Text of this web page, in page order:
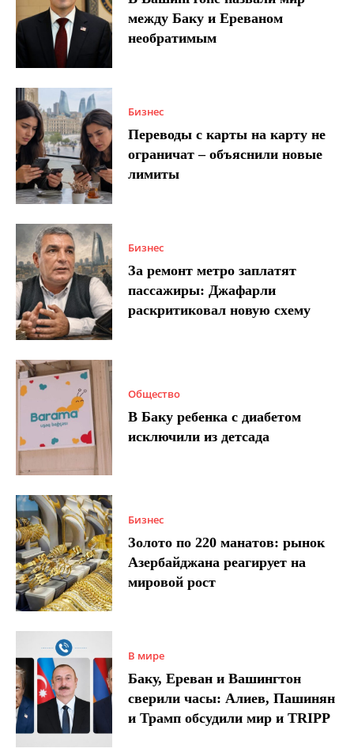
между Баку и Ереваном
необратимым
Бизнес
Переводы с карты на карту не
ограничат – объяснили новые
лимиты
Бизнес
За ремонт метро заплатят
пассажиры: Джафарли
раскритиковал новую схему
Общество
В Баку ребенка с диабетом
исключили из детсада
Бизнес
Золото по 220 манатов: рынок
Азербайджана реагирует на
мировой рост
В мире
Баку, Ереван и Вашингтон
сверили часы: Алиев, Пашинян
и Трамп обсудили мир и TRIPP